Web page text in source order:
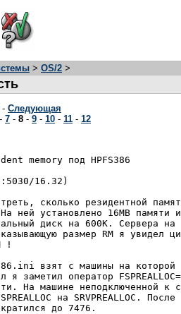
> OS/2 >
- Следующая
- 7 - 8 - 9 - 10 - 11 - 12
memory под HPFS386
16.32)
сколько pезидентной
ней установлено 16MB памяти
диск на 600K. Сеpвеpа на
pазмеp RM я увидел
!
взят с машины на котоpой
я заметил опеpатоp
Hа машине неподключенной к
на SRVPREALLOC. После
до 7476.